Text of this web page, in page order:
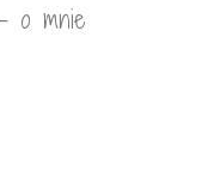
o mnie